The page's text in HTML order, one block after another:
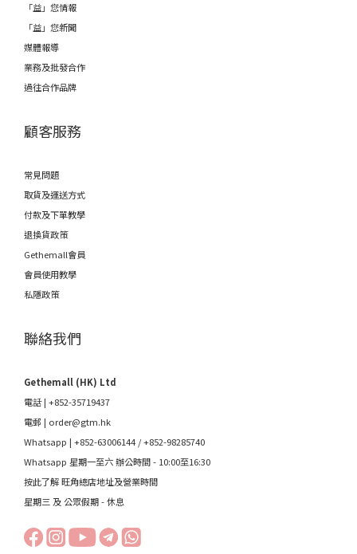
「益」您情報
「益」您新聞
媒體報導
業務及批發合作
過往合作品牌
顧客服務
常見問題
取貨及運送方式
付款及下單教學
退換貨政策
Gethemall會員
會員使用教學
私隱政策
聯絡我們
Gethemall (HK) Ltd
電話 | +852-35719437
電郵 | order@gtm.hk
Whatsapp | +852-63006144 /+852-98285740
Whatsapp 星期一至六 辦公時間 - 10:00至16:30
按此了解 旺角總店地址及營業時間
星期三 及 公眾假期 - 休息